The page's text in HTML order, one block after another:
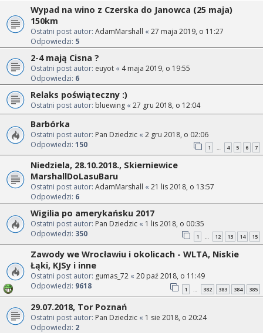
Wypad na wino z Czerska do Janowca (25 maja)
150km
Ostatni post autor: AdamMarshall « 27 maja 2019, o 11:27
Odpowiedzi: 5
2-4 mają Cisna ?
Ostatni post autor: euyot « 4 maja 2019, o 19:55
Odpowiedzi: 6
Relaks poświąteczny :)
Ostatni post autor: bluewing « 27 gru 2018, o 12:04
Barbórka
Ostatni post autor: Pan Dziedzic « 2 gru 2018, o 02:06
Odpowiedzi: 150 1 … 4 5 6 7
Niedziela, 28.10.2018., Skierniewice
MarshallDoLasuBaru
Ostatni post autor: AdamMarshall « 21 lis 2018, o 13:57
Odpowiedzi: 6
Wigilia po amerykańsku 2017
Ostatni post autor: Pan Dziedzic « 1 lis 2018, o 00:35
Odpowiedzi: 350 1 … 12 13 14 15
Zawody we Wrocławiu i okolicach - WLTA, Niskie
Łąki, KJSy i inne
Ostatni post autor: gumas_72 « 20 paź 2018, o 11:49
Odpowiedzi: 9618 1 … 382 383 384 385
29.07.2018, Tor Poznań
Ostatni post autor: Pan Dziedzic « 1 sie 2018, o 20:24
Odpowiedzi: 2